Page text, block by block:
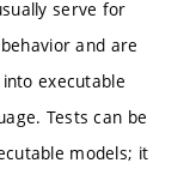
serve for
and are
executable
Tests can be
models; it